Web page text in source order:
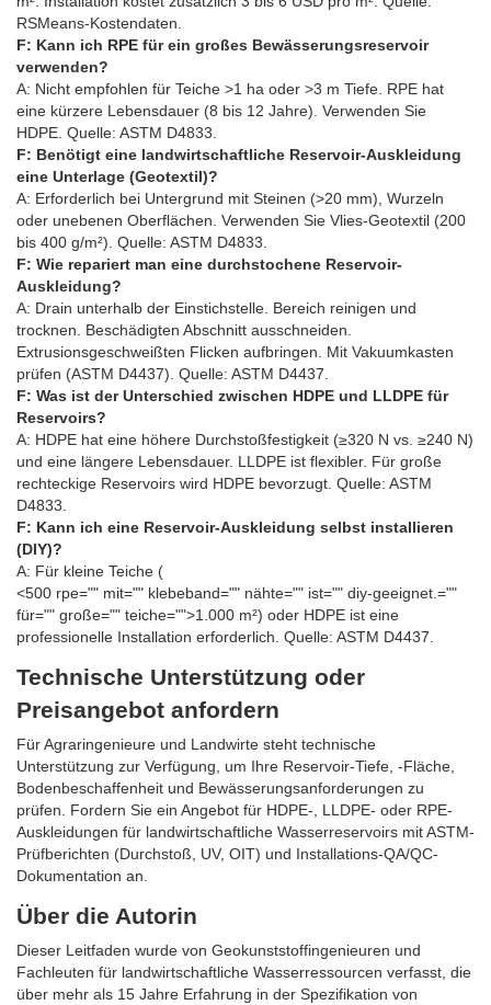
RSMeans-Kostendaten.
F: Kann ich RPE für ein großes Bewässerungsreservoir
verwenden?
A: Nicht empfohlen für Teiche >1 ha oder >3 m Tiefe. RPE hat
eine kürzere Lebensdauer (8 bis 12 Jahre). Verwenden Sie
HDPE. Quelle: ASTM D4833.
F: Benötigt eine landwirtschaftliche Reservoir-Auskleidung
eine Unterlage (Geotextil)?
A: Erforderlich bei Untergrund mit Steinen (>20 mm), Wurzeln
oder unebenen Oberflächen. Verwenden Sie Vlies-Geotextil (200
bis 400 g/m²). Quelle: ASTM D4833.
F: Wie repariert man eine durchstochene Reservoir-
Auskleidung?
A: Drain unterhalb der Einstichstelle. Bereich reinigen und
trocknen. Beschädigten Abschnitt ausschneiden.
Extrusionsgeschweißten Flicken aufbringen. Mit Vakuumkasten
prüfen (ASTM D4437). Quelle: ASTM D4437.
F: Was ist der Unterschied zwischen HDPE und LLDPE für
Reservoirs?
A: HDPE hat eine höhere Durchstoßfestigkeit (≥320 N vs. ≥240 N)
und eine längere Lebensdauer. LLDPE ist flexibler. Für große
rechteckige Reservoirs wird HDPE bevorzugt. Quelle: ASTM
D4833.
F: Kann ich eine Reservoir-Auskleidung selbst installieren
(DIY)?
A: Für kleine Teiche (
<500 rpe="" mit="" klebeband="" nähte="" ist="" diy-geeignet.=""
für="" große="" teiche="">1.000 m²) oder HDPE ist eine
professionelle Installation erforderlich. Quelle: ASTM D4437.
Technische Unterstützung oder
Preisangebot anfordern
Für Agraringenieure und Landwirte steht technische
Unterstützung zur Verfügung, um Ihre Reservoir-Tiefe, -Fläche,
Bodenbeschaffenheit und Bewässerungsanforderungen zu
prüfen. Fordern Sie ein Angebot für HDPE-, LLDPE- oder RPE-
Auskleidungen für landwirtschaftliche Wasserreservoirs mit ASTM-
Prüfberichten (Durchstoß, UV, OIT) und Installations-QA/QC-
Dokumentation an.
Über die Autorin
Dieser Leitfaden wurde von Geokunststoffingenieuren und
Fachleuten für landwirtschaftliche Wasserressourcen verfasst, die
über mehr als 15 Jahre Erfahrung in der Spezifikation von